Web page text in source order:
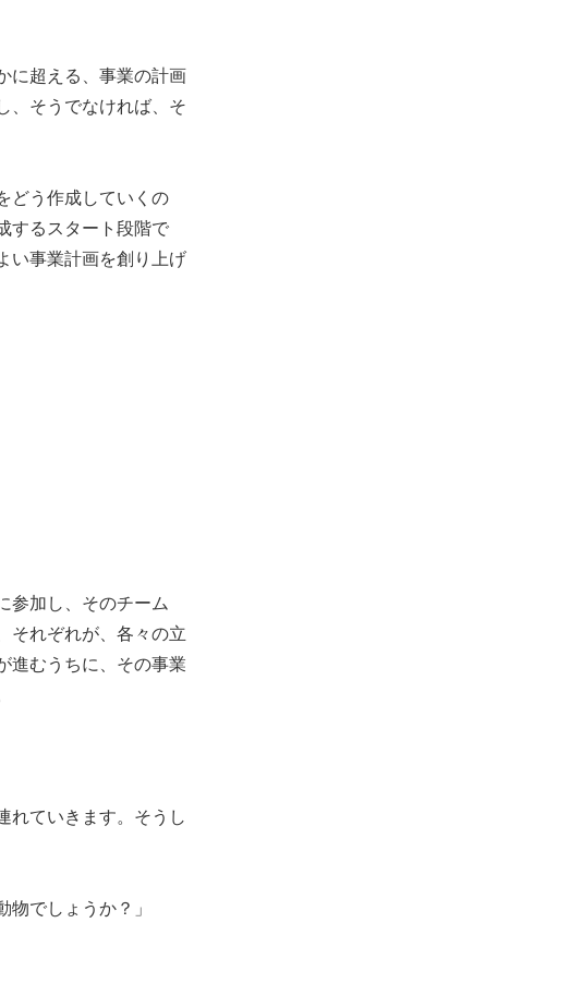
に超える、事業の計画
、そうでなければ、そ
どう作成していくの
するスタート段階で
い事業計画を創り上げ
参加し、そのチーム
それぞれが、各々の立
進むうちに、その事業
れていきます。そうし
でしょうか？」